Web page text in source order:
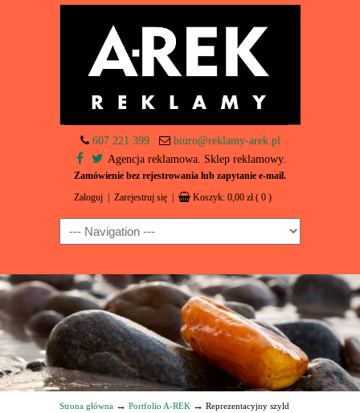
607 221 399
biuro@reklamy-arek.pl
Agencja reklamowa. Sklep reklamowy.
Zamówienie bez rejestrowania lub zapytanie e-mail.
Zaloguj Zarejestruj się Koszyk: 0,00 zł ( 0 )
Navigation
Strona główna → Portfolio A-REK → Reprezentacyjny szyld